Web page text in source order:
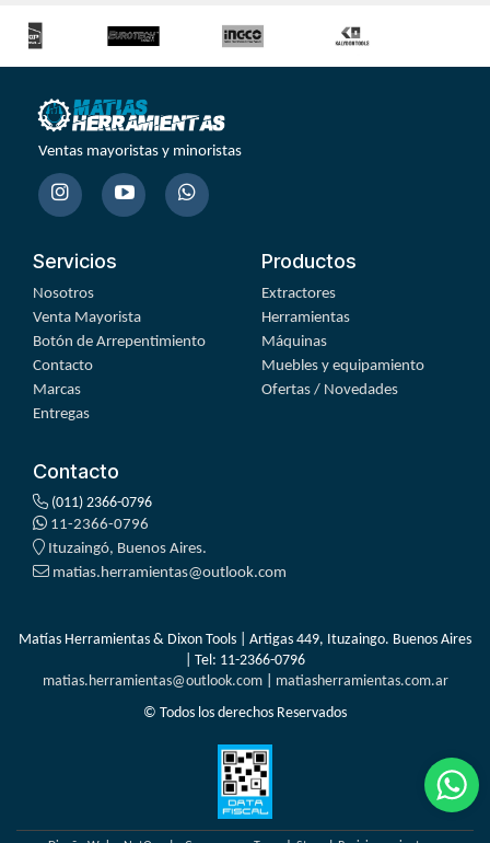
Ventas mayoristas y minoristas
Servicios
Nosotros
Venta Mayorista
Botón de Arrepentimiento
Contacto
Marcas
Entregas
Productos
Extractores
Herramientas
Máquinas
Muebles y equipamiento
Ofertas / Novedades
Contacto
(011) 2366-0796
11-2366-0796
Ituzaingó, Buenos Aires.
matias.herramientas@outlook.com
Matías Herramientas & Dixon Tools | Artigas 449, Ituzaingo. Buenos Aires
| Tel: 11-2366-0796
matias.herramientas@outlook.com| matiasherramientas.com.ar
© Todos los derechos Reservados